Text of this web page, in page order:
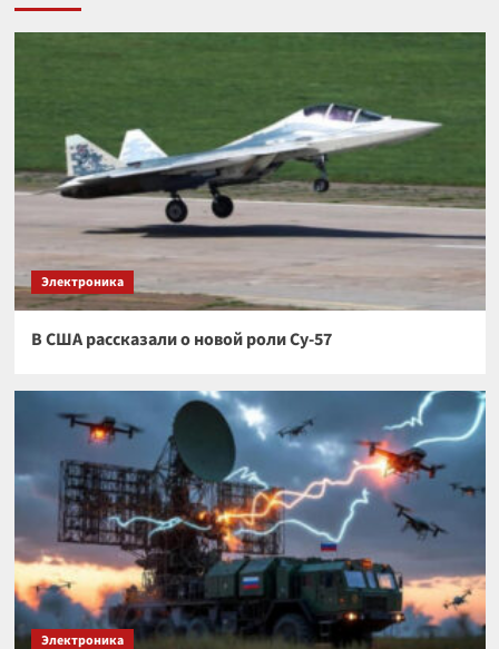
Электроника
В США рассказали о новой роли Су-57
Электроника